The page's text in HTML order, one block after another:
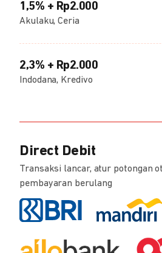
1,5% + Rp2.000
Akulaku, Ceria
2,3% + Rp2.000
Indodana, Kredivo
Direct Debit
Transaksi lancar, atur potongan
pembayaran berulang